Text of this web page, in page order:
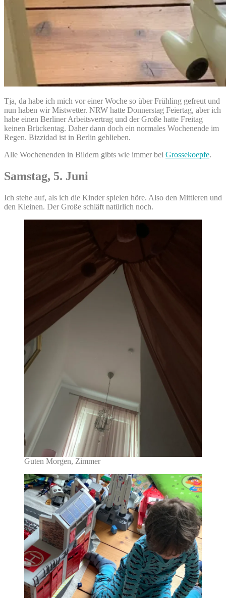
Tja, da habe ich mich vor einer Woche so über Frühling gefreut und
nun haben wir Mistwetter. NRW hatte Donnerstag Feiertag, aber ich
habe einen Berliner Arbeitsvertrag und der Große hatte Freitag
keinen Brückentag. Daher dann doch ein normales Wochenende im
Regen. Bizzidad ist in Berlin geblieben.
Alle Wochenenden in Bildern gibts wie immer bei Grossekoepfe.
Samstag, 5. Juni
Ich stehe auf, als ich die Kinder spielen höre. Also den Mittleren und
den Kleinen. Der Große schläft natürlich noch.
Guten Morgen, Zimmer